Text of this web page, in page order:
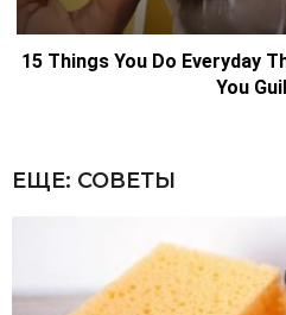
ЕЩЕ: СОВЕТЫ